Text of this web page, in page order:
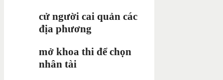
cử người cai quản các
địa phương
mở khoa thi để chọn
nhân tài